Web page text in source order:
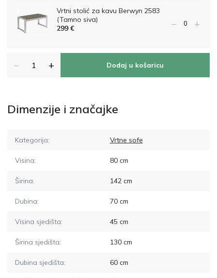
Vrtni stolić za kavu Berwyn 2583
(Tamno siva)
299 € +
−
− + Dodaj u košaricu
Dimenzije i značajke
Kategorija: Vrtne sofe
Visina: 80cm
Širina: 142cm
Dubina: 70cm
Visina sjedišta: 45 cm
Širina sjedišta: 130cm
Dubina sjedišta: 60cm